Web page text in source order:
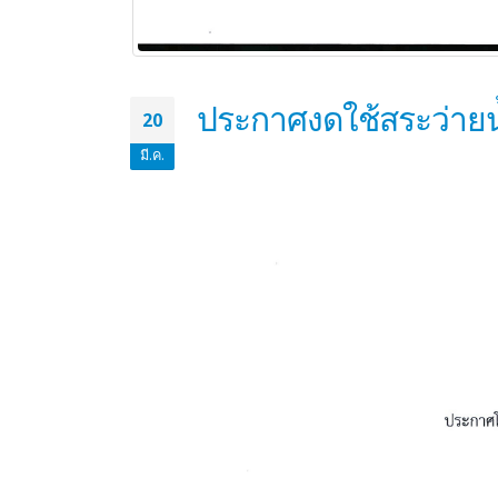
20
มี.ค.
ประกาศงดใช้สระว่า